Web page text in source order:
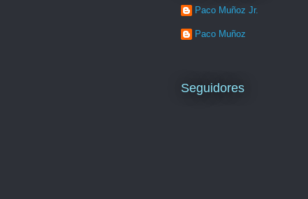
Paco Muñoz Jr.
Paco Muñoz
Seguidores